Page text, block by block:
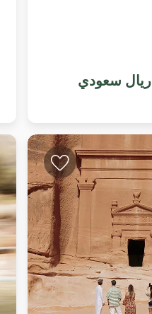
ابتداءً من 60 ريال سعودي